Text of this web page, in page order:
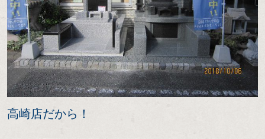
高崎店だから！